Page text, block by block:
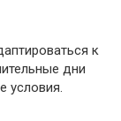
к
дни
условия.